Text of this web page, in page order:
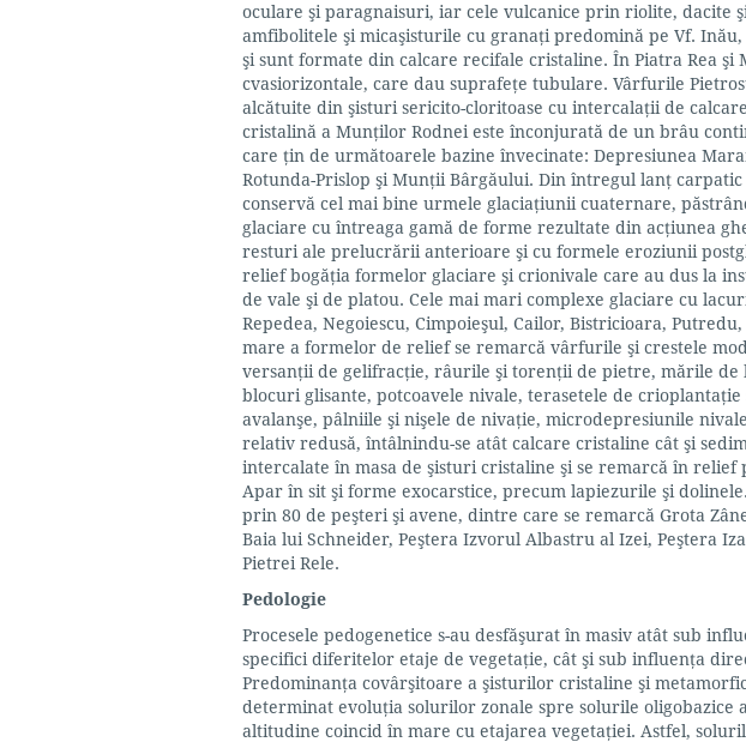
oculare şi paragnaisuri, iar cele vulcanice prin riolite, dacite
amfibolitele şi micaşisturile cu granaţi predomină pe Vf. Inău,
şi sunt formate din calcare recifale cristaline. În Piatra Rea şi
cvasiorizontale, care dau suprafeţe tubulare. Vârfurile
alcătuite din şisturi sericito-cloritoase cu intercalaţii de
cristalină a Munţilor Rodnei este înconjurată de un brâu
care ţin de următoarele bazine învecinate: Depresiunea
Rotunda-Prislop şi Munţii Bârgăului. Din întregul lanţ
conservă cel mai bine urmele glaciaţiunii cuaternare,
glaciare cu întreaga gamă de forme rezultate din acţiunea
resturi ale prelucrării anterioare şi cu formele eroziunii
relief bogăţia formelor glaciare şi crionivale care au dus la
de vale şi de platou. Cele mai mari complexe glaciare cu
Repedea, Negoiescu, Cimpoieşul, Cailor, Bistricioara,
mare a formelor de relief se remarcă vârfurile şi crestele
versanţii de gelifracţie, râurile şi torenţii de pietre, mările
blocuri glisante, potcoavele nivale, terasetele de
avalanşe, pâlniile şi nişele de nivaţie, microdepresiunile
relativ redusă, întâlnindu-se atât calcare cristaline cât şi
intercalate în masa de şisturi cristaline şi se remarcă în
Apar în sit şi forme exocarstice, precum lapiezurile şi
prin 80 de peşteri şi avene, dintre care se remarcă Grota
Baia lui Schneider, Peştera Izvorul Albastru al Izei, Peştera
Pietrei Rele.
Pedologie
Procesele pedogenetice s-au desfăşurat în masiv atât sub
specifici diferitelor etaje de vegetaţie, cât şi sub influenţa
Predominanța covârşitoare a şisturilor cristaline şi
determinat evoluţia solurilor zonale spre solurile oligobazice
altitudine coincid în mare cu etajarea vegetaţiei. Astfel,